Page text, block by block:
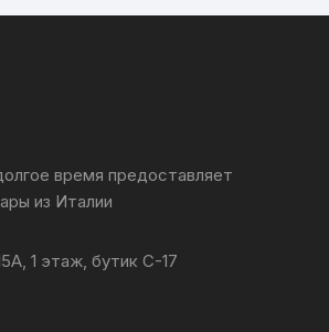
время предоставляет
из Италии
1 этаж, бутик C-17